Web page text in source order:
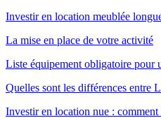
Investir en location meublée
La mise en place de votre activité
Liste équipement obligatoire pour
Quelles sont les différences entre
Investir en location nue : comment